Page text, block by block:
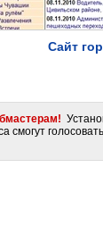
Сайт
смогут